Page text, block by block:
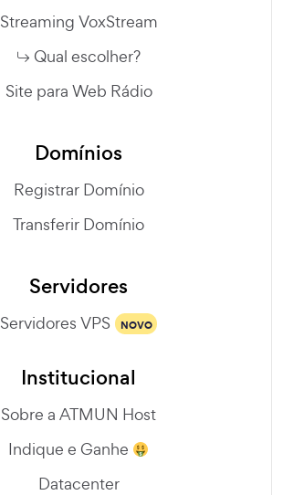
Streaming VoxStream
Qual escolher?
Site para Web Rádio
Domínios
Registrar Domínio
Transferir Domínio
Servidores
Servidores VPS NOVO
Institucional
Sobre a ATMUN Host
Indique e Ganhe
Datacenter